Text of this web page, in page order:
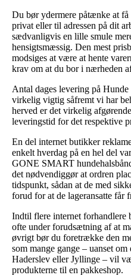
Du bør ydermere påtænke at
privat eller til adressen på dit
sædvanligvis en lille smule
hensigtsmæssig. Den mest
modsiges at være at hente
krav om at du bor i nærheden
Antal dages levering på
virkelig vigtig såfremt vi har
herved er det virkelig
leveringstid for det respektive
En del internet butikker
enkelt hverdag på en hel del
GONE SMART
det nødvendiggør at ordren
tidspunkt, sådan at de med
forud for at de lageransatte får
Indtil flere internet forhandlere
ofte under forudsætning af at
øvrigt bør du foretrække den
som mange gange – uanset
Haderslev eller Jyllinge – vil
produkterne til en pakkeshop.